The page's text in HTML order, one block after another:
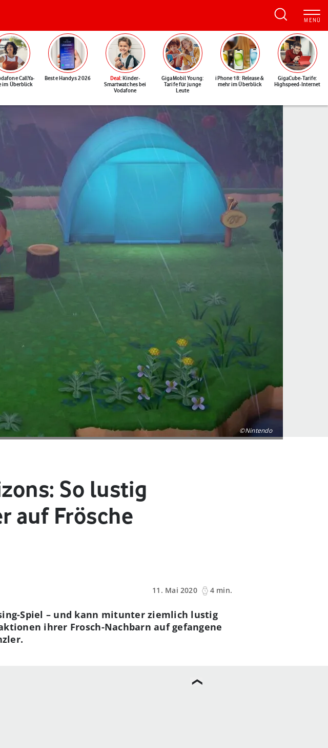
CallYa-
im Überblick
Beste Handys 2026 Deal: Kinder-
Smartwatches bei
Vodafone
GigaMobil Young:
Tarife für junge
Leute
iPhone 18: Release &
mehr im Überblick
GigaCube-Tarife:
Highspeed-Internet
©Nintendo
So lustig
auf Frösche
11. Mai 2020
4 min.
Spiel – und kann mitunter ziemlich lustig
ihrer Frosch-Nachbarn auf gefangene